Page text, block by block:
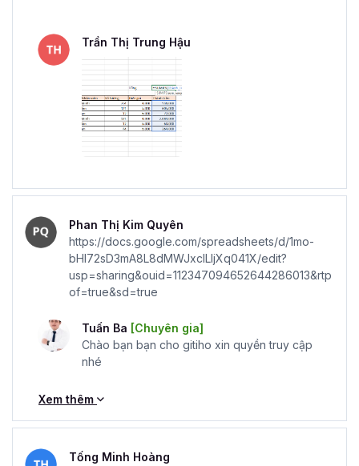
Trần Thị Trung Hậu
Phan Thị Kim Quyên
https://docs.google.com/spreadsheets/d/1mo-
bHI72sD3mA8L8dMWJxclLIjXq041X/edit?
usp=sharing&ouid=112347094652644286013&rtp
of=true&sd=true
Tuấn Ba [Chuyên gia]
Chào bạn bạn cho gitiho xin quyền truy cập
nhé
Xem thêm
Tống Minh Hoàng